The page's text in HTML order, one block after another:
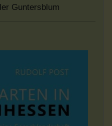
Guntersblum